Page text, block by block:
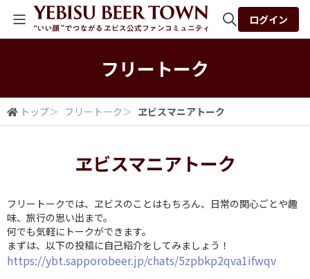
ログイン
フリートーク
トップ＞ フリートーク ＞ ヱビスマニアトーク
ヱビスマニアトーク
フリートークでは、ヱビスのことはもちろん、日常の関心ごとや趣
味、旅行の思い出まで。
何でも気軽にトークができます。
まずは、以下の投稿に自己紹介をしてみましょう！
https://ybt.sapporobeer.jp/chats/5zpbkp2qva1ifwqv